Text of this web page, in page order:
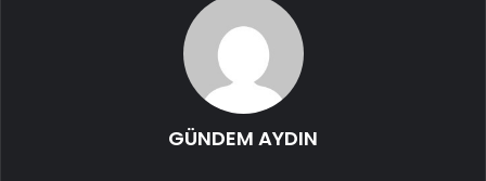
GÜNDEM AYDIN